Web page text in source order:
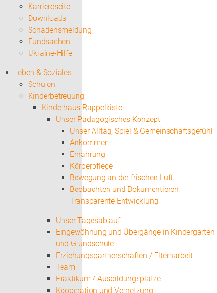
Karriereseite
Downloads
Schadensmeldung
Fundsachen
Ukraine-Hilfe
Leben & Soziales
Schulen
Kinderbetreuung
Kinderhaus Rappelkiste
Unser Pädagogisches Konzept
Unser Alltag, Spiel & Gemeinschaftsgefühl
Ankommen
Ernährung
Körperpflege
Bewegung an der frischen Luft
Beobachten und Dokumentieren -
Transparente Entwicklung
Unser Tagesablauf
Eingewöhnung und Übergänge in Kindergarten
und Grundschule
Erziehungspartnerschaften / Elternarbeit
Team
Praktikum / Ausbildungsplätze
Kooperation und Vernetzung